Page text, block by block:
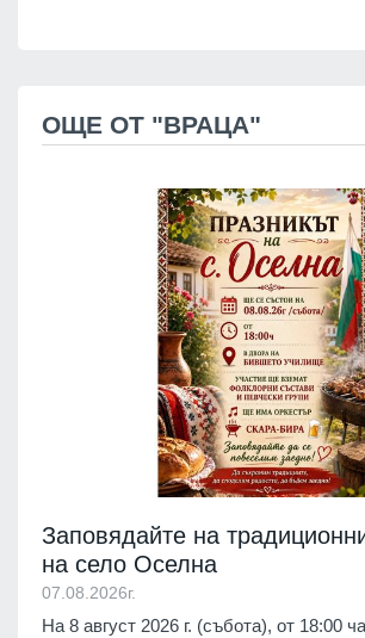
ОЩЕ ОТ "ВРАЦА"
Заповядайте на
на село Оселна
07.08.2026г.
На 8 август 2026 г. (събота), от 18:00